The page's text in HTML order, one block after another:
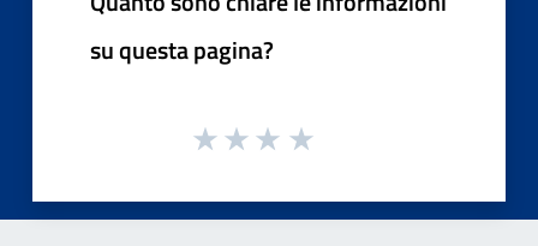
su questa pagina?